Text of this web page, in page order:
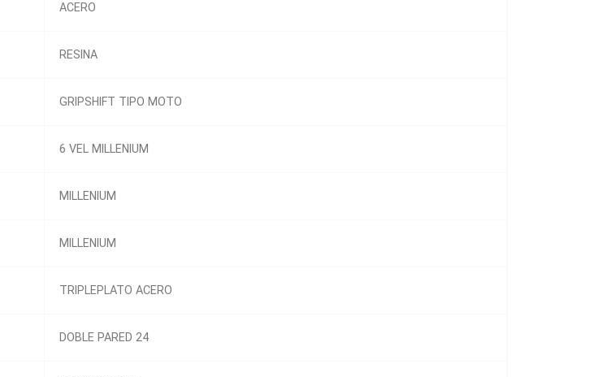
ACERO
RESINA
GRIPSHIFT TIPO MOTO
6 VEL MILLENIUM
MILLENIUM
MILLENIUM
TRIPLEPLATO ACERO
DOBLE PARED 24